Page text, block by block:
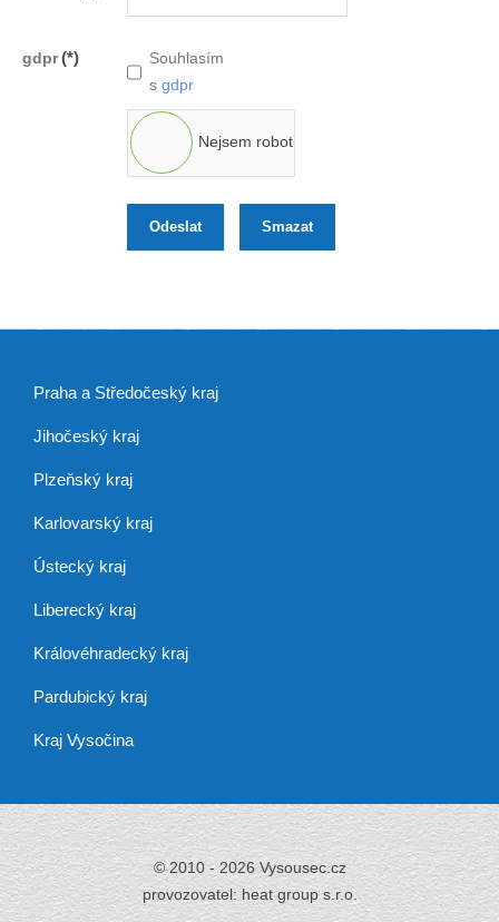
gdpr(*)
Souhlasím
s gdpr
Nejsem robot
Odeslat Smazat
Praha a Středočeský kraj
Jihočeský kraj
Plzeňský kraj
Karlovarský kraj
Ústecký kraj
Liberecký kraj
Královéhradecký kraj
Pardubický kraj
Kraj Vysočina
© 2010 - 2026 Vysousec.cz
provozovatel: heat group s.r.o.